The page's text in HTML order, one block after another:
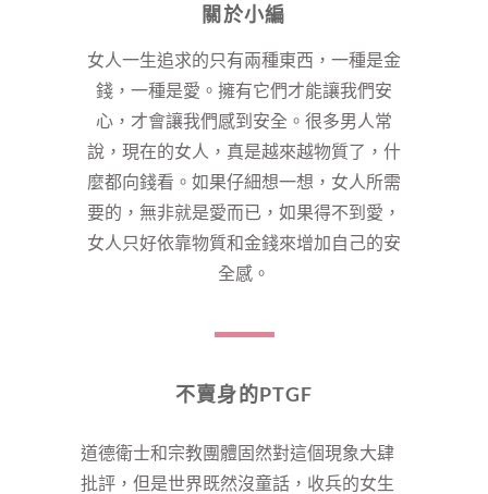
關於小編
女人一生追求的只有兩種東西，一種是金
錢，一種是愛。擁有它們才能讓我們安
心，才會讓我們感到安全。很多男人常
說，現在的女人，真是越來越物質了，什
麼都向錢看。如果仔細想一想，女人所需
要的，無非就是愛而已，如果得不到愛，
女人只好依靠物質和金錢來增加自己的安
全感。
不賣身的PTGF
道德衛士和宗教團體固然對這個現象大肆
批評，但是世界既然沒童話，收兵的女生